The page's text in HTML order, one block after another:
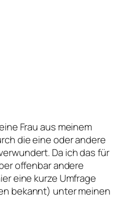
Frau aus meinem
die eine oder andere
Da ich das für
offenbar andere
eine kurze Umfrage
bekannt) unter meinen